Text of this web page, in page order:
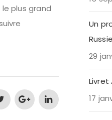
plus grand
Un
Russie
29
Livret
17